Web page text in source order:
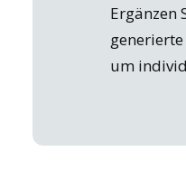
Ergänzen
um